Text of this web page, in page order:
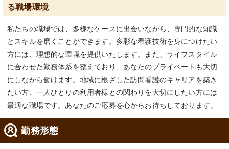
る職場環境
私たちの職場では、多様なケースに出会いながら、専門的な知識
とスキルを磨くことができます。多彩な看護技術を身につけたい
方には、理想的な環境を提供いたします。また、ライフスタイル
に合わせた勤務体系を整えており、あなたのプライベートも大切
にしながら働けます。地域に根ざした訪問看護のキャリアを築き
たい方、一人ひとりの利用者様との関わりを大切にしたい方には
最適な職場です。あなたのご応募を心からお待ちしております。
勤務形態